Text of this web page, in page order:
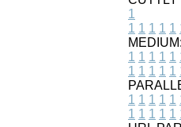
1
1 1 1 1 1
MEDIUM:
1 1 1 1 1
1 1 1 1 1
1 1 1 1 1
1 1 1 1 1